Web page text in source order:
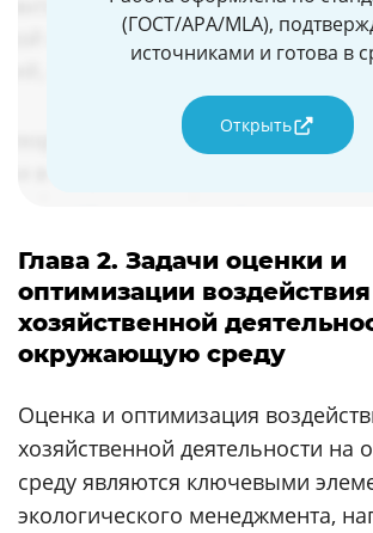
(ГОСТ/APA/MLA),
источниками и готова в
Открыть
Глава 2. Задачи оценки и
оптимизации воздействия
хозяйственной
окружающую среду
Оценка и оптимизация
хозяйственной деятельности
среду являются ключевыми
экологического менеджмента,